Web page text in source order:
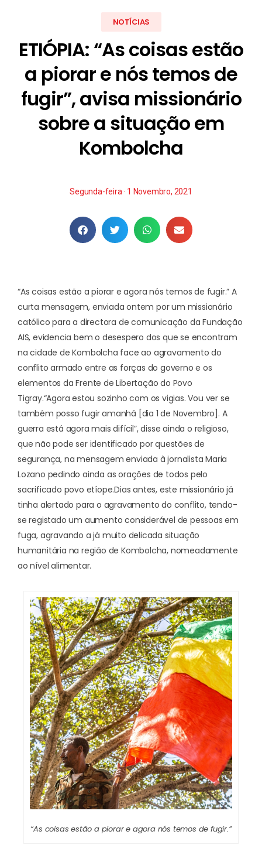
NOTÍCIAS
ETIÓPIA: “As coisas estão
a piorar e nós temos de
fugir”, avisa missionário
sobre a situação em
Kombolcha
Segunda-feira · 1 Novembro, 2021
“As coisas estão a piorar e agora nós temos de fugir.” A
curta mensagem, enviada ontem por um missionário
católico para a directora de comunicação da Fundação
AIS, evidencia bem o desespero dos que se encontram
na cidade de Kombolcha face ao agravamento do
conflito armado entre as forças do governo e os
elementos da Frente de Libertação do Povo
Tigray.“Agora estou sozinho com os vigias. Vou ver se
também posso fugir amanhã [dia 1 de Novembro]. A
guerra está agora mais difícil”, disse ainda o religioso,
que não pode ser identificado por questões de
segurança, na mensagem enviada à jornalista Maria
Lozano pedindo ainda as orações de todos pelo
sacrificado povo etíope.Dias antes, este missionário já
tinha alertado para o agravamento do conflito, tendo-
se registado um aumento considerável de pessoas em
fuga, agravando a já muito delicada situação
humanitária na região de Kombolcha, nomeadamente
ao nível alimentar.
“As coisas estão a piorar e agora nós temos de fugir.”